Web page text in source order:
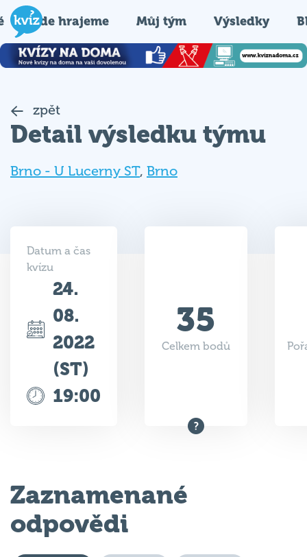
Kde hrajeme Můj tým Výsledky
zpět
Detail výsledku týmu
Brno - U Lucerny ST, Brno
Datum a čas
kvízu
24.
08.
2022
(ST)
19:00
35
Celkem bodů
Zaznamenané
odpovědi